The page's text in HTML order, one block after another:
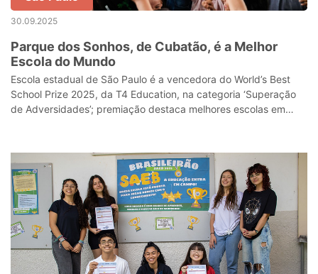
30.09.2025
Parque dos Sonhos, de Cubatão, é a Melhor
Escola do Mundo
Escola estadual de São Paulo é a vencedora do World’s Best
School Prize 2025, da T4 Education, na categoria ‘Superação
de Adversidades’; premiação destaca melhores escolas em